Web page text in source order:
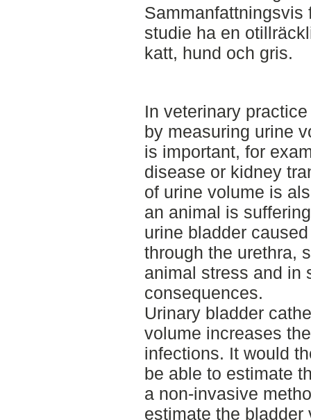
Sammanfattningsvis
studie ha en
katt, hund och gris.
In veterinary
by measuring urine
is important, for
disease or kidney
of urine volume is
an animal is
urine bladder
through the urethra,
animal stress and in
consequences.
Urinary bladder
volume increases
infections. It would
be able to estimate
a non-invasive
estimate the